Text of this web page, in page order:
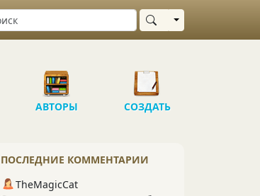
Выбрать область
АВТОРЫ СОЗДАТЬ
ПОСЛЕДНИЕ КОММЕНТАРИИ
TheMagicCat